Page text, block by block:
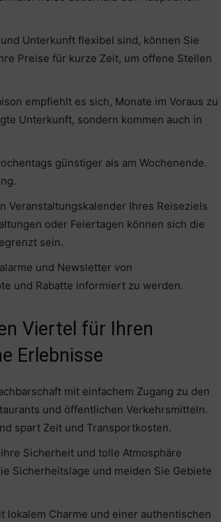
Unterkunft flexibel sind, können Sie
Preise für kurze Zeit, um offene Stellen
empfiehlt es sich, Monate im Voraus zu
Unterkunft, sondern kommen auch in
günstiger als am Wochenende.
Veranstaltungskalender Ihres Reiseziels
oder Feiertagen können sich die
sein.
und Newsletter von
und Rabatte informiert zu werden.
Viertel für Ihren
Erlebnisse
mit einfachem Zugang zu den
und öffentlichen Verkehrsmitteln.
spart Zeit und Transportkosten.
Sicherheit und tolle Atmosphäre
Sicherheitslage und meiden Sie Gebiete
lokalem Charme und einer authentischen